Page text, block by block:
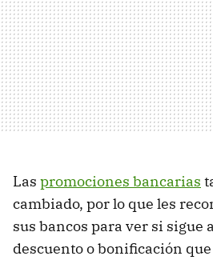
Las promociones bancarias
cambiado, por lo que les
sus bancos para ver si sigue
descuento o bonificación